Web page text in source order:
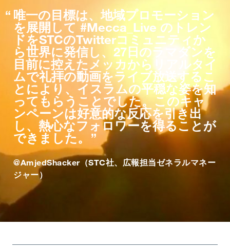
唯一の目標は、地域プロモーション
を展開して #Mecca_Live のトレン
ドをSTCのTwitterコミュニティか
ら世界に発信し、27日のラマダンを
目前に控えたメッカからリアルタイ
ムで礼拝の動画をライブ放送するこ
とにより、イスラムの平穏な姿を知
ってもらうことでした。このキャ
ンペーンは好意的な反応を引き出
し、熱心なフォロワーを得ることが
できました。
@AmjedShacker（STC社、広報担当ゼネラルマネー
ジャー）